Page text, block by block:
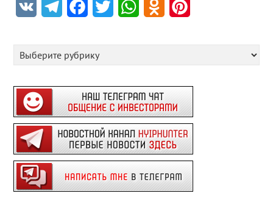
VK TelegramFacebookTwitter WhatsAppOdnoklassniki